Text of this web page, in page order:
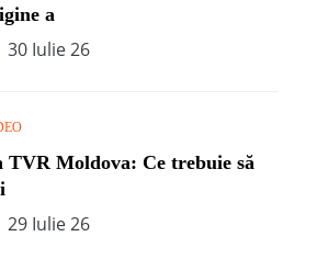
a
30 Iulie 26
TVR Moldova: Ce trebuie să
29 Iulie 26